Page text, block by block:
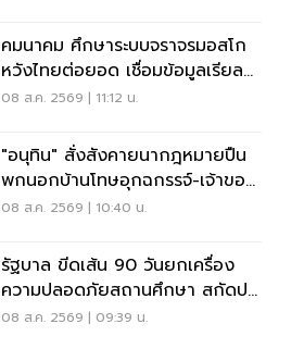
คมนาคม ศึกษาระบบจราจรมอสโก
หวังไทยต่อยอด เชื่อมข้อมูลเรียล
ไทม์ แก้รถติด
08 ส.ค. 2569 | 11:12 น.
"อนุทิน" สั่งสังคายนากฎหมายปืน
พกนอกบ้านโทษอุกฉกรรจ์-เจ้าของ
โดนหนัก
08 ส.ค. 2569 | 10:40 น.
รัฐบาล ขีดเส้น 90 วันยกเครื่อง
ความปลอดภัยสถานศึกษา สกัดปม
บูลลี่
08 ส.ค. 2569 | 09:39 น.